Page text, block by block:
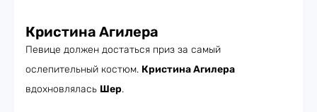
Кристина Агилера
Певице должен достаться приз за самый
ослепительный костюм. Кристина Агилера
вдохновлялась Шер.